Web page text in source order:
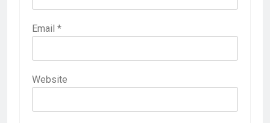
Email *
Website